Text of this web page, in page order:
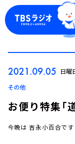
2021.09.05 日曜
その他
お便り特集「
今晩は 吉永小百合です